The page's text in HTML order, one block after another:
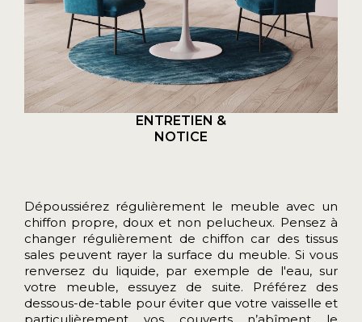
ENTRETIEN &
NOTICE
Dépoussiérez régulièrement le meuble avec un
chiffon propre, doux et non pelucheux. Pensez à
changer régulièrement de chiffon car des tissus
sales peuvent rayer la surface du meuble. Si vous
renversez du liquide, par exemple de l'eau, sur
votre meuble, essuyez de suite. Préférez des
dessous-de-table pour éviter que votre vaisselle et
particulièrement vos couverts n’abîment le